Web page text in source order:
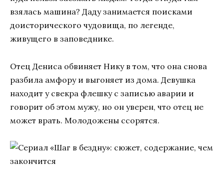
взялась машина? Даду занимается поисками
доисторического чудовища, по легенде,
живущего в заповеднике.
Отец Дениса обвиняет Нику в том, что она снова
разбила амфору и выгоняет из дома. Девушка
находит у свекра флешку с записью аварии и
говорит об этом мужу, но он уверен, что отец не
может врать. Молодожены ссорятся.